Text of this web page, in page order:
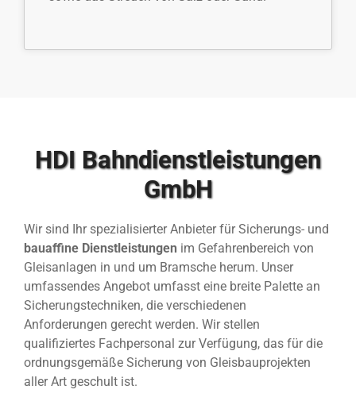
HDI Bahndienstleistungen
GmbH
Wir sind Ihr spezialisierter Anbieter für Sicherungs- und
bauaffine Dienstleistungen im Gefahrenbereich von
Gleisanlagen in und um Bramsche herum. Unser
umfassendes Angebot umfasst eine breite Palette an
Sicherungstechniken, die verschiedenen
Anforderungen gerecht werden. Wir stellen
qualifiziertes Fachpersonal zur Verfügung, das für die
ordnungsgemäße Sicherung von Gleisbauprojekten
aller Art geschult ist.